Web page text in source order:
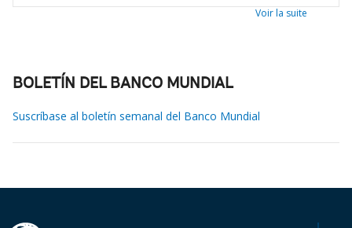
Voir la suite
BOLETÍN DEL BANCO MUNDIAL
Suscríbase al boletín semanal del Banco Mundial